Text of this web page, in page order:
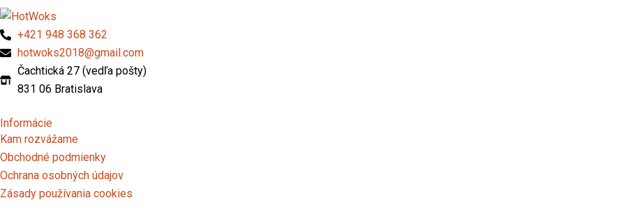
+421 948 368 362
hotwoks2018@gmail.com
Čachtická 27 (vedľa pošty)
831 06 Bratislava
Informácie
Kam rozvážame
Obchodné podmienky
Ochrana osobných údajov
Zásady používania cookies